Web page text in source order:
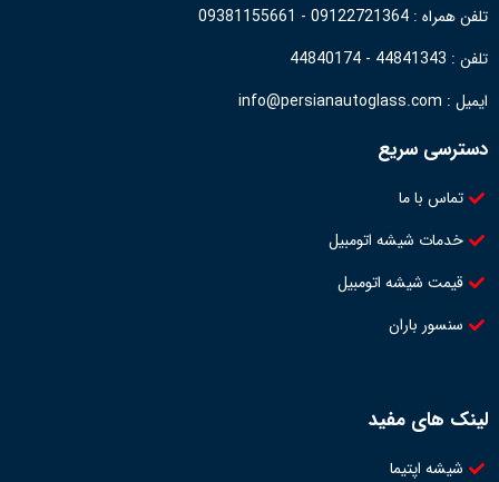
تلفن همراه : 09122721364 - 09381155661
تلفن : 44841343 - 44840174
ایمیل : info@persianautoglass.com
دسترسی سریع
تماس با ما
خدمات شیشه اتومبیل
قیمت شیشه اتومبیل
سنسور باران
لینک های مفید
شیشه اپتیما